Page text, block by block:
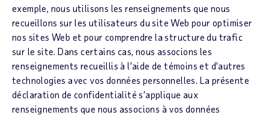
exemple, nous utilisons les renseignements que nous
recueillons sur les utilisateurs du site Web pour optimiser
nos sites Web et pour comprendre la structure du trafic
sur le site. Dans certains cas, nous associons les
renseignements recueillis à l’aide de témoins et d’autres
technologies avec vos données personnelles. La présente
déclaration de confidentialité s’applique aux
renseignements que nous associons à vos données